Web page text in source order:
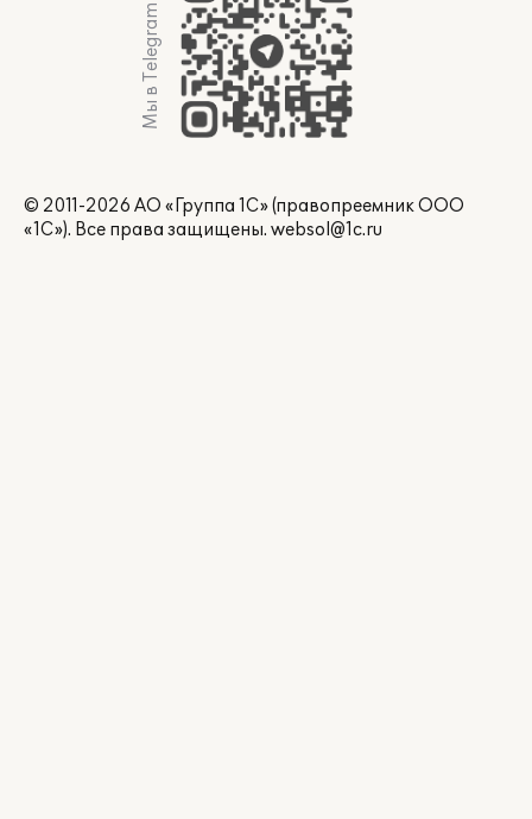
Мы в Telegram
© 2011-2026 АО «Группа 1С» (правопреемник ООО
«1С»). Все права защищены. websol@1c.ru